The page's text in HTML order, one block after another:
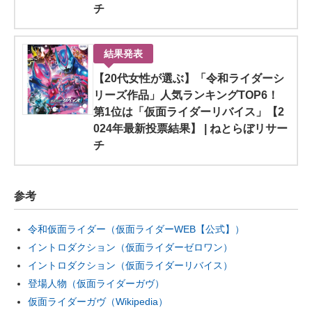
チ
結果発表
【20代女性が選ぶ】「令和ライダーシ
リーズ作品」人気ランキングTOP6！
第1位は「仮面ライダーリバイス」【2
024年最新投票結果】 | ねとらぼリサー
チ
参考
令和仮面ライダー（仮面ライダーWEB【公式】）
イントロダクション（仮面ライダーゼロワン）
イントロダクション（仮面ライダーリバイス）
登場人物（仮面ライダーガヴ）
仮面ライダーガヴ（Wikipedia）